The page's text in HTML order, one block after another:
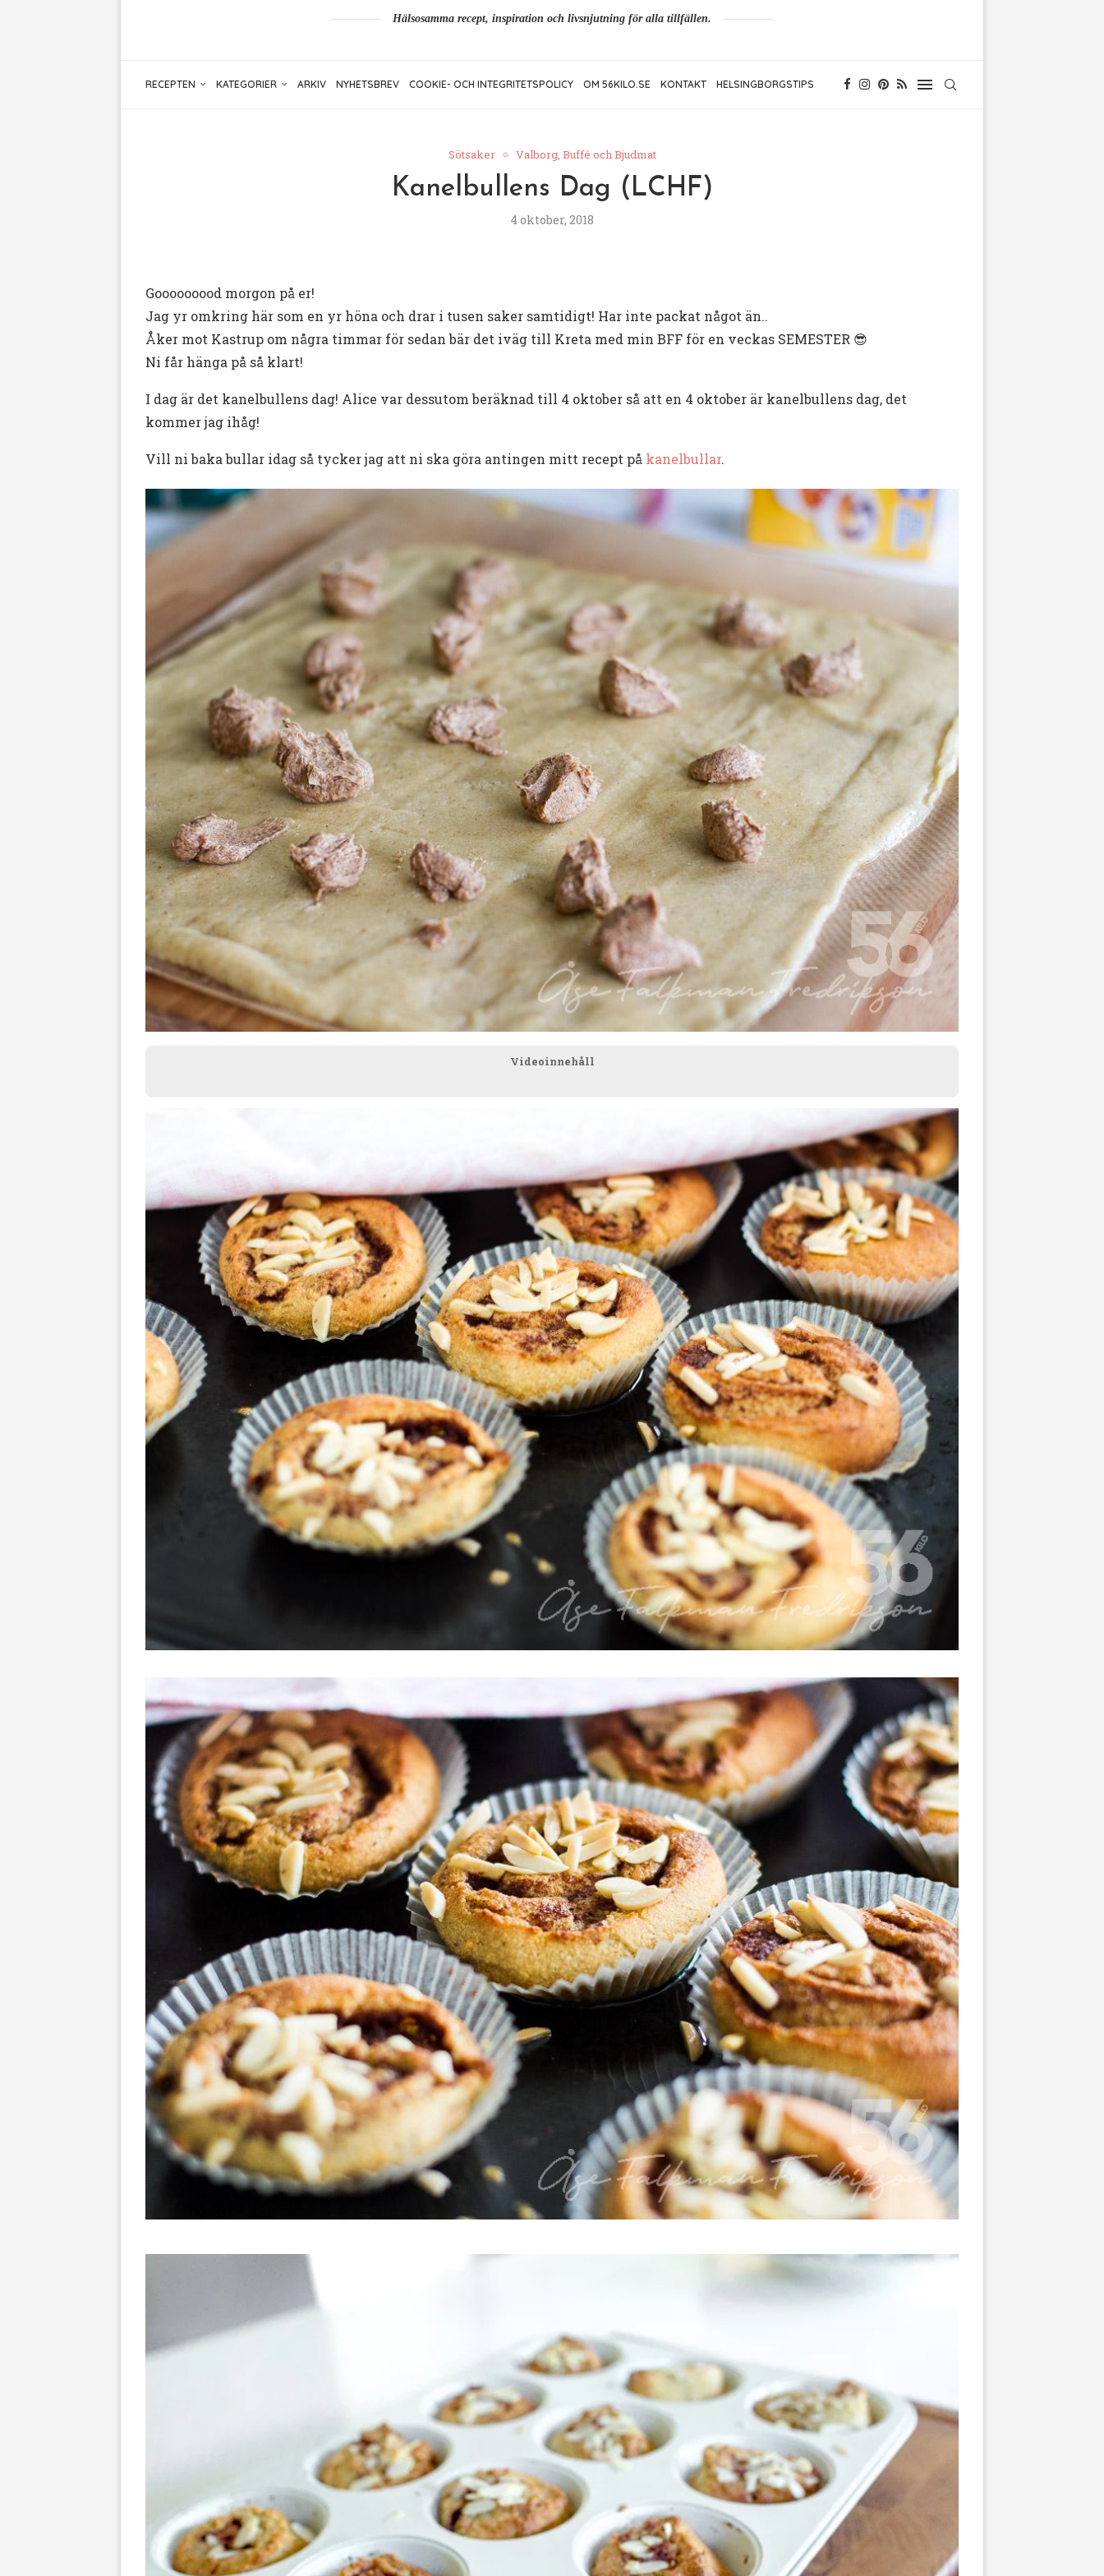
Hälsosamma recept, inspiration och livsnjutning för alla tillfällen.
RECEPTEN KATEGORIER ARKIV NYHETSBREV COOKIE- OCH INTEGRITETSPOLICY OM 56KILO.SE KONTAKT HELSINGBORGSTIPS
Sötsaker Valborg, Buffé och Bjudmat
Kanelbullens Dag (LCHF)
4 oktober, 2018
Gooooooood morgon på er!
Jag yr omkring här som en yr höna och drar i tusen saker samtidigt! Har inte packat något än..
Åker mot Kastrup om några timmar för sedan bär det iväg till Kreta med min BFF för en veckas SEMESTER 😎
Ni får hänga på så klart!
I dag är det kanelbullens dag! Alice var dessutom beräknad till 4 oktober så att en 4 oktober är kanelbullens dag, det
kommer jag ihåg!
Vill ni baka bullar idag så tycker jag att ni ska göra antingen mitt recept på kanelbullar.
Videoinnehåll